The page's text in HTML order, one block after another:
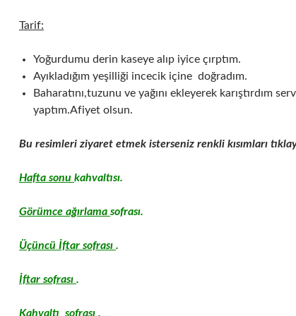
Tarif:
Yoğurdumu derin kaseye alıp iyice çırptım.
Ayıkladığım yeşilliği incecik içine doğradım.
Baharatını,tuzunu ve yağını ekleyerek karıştırdım
yaptım.Afiyet olsun.
Bu resimleri ziyaret etmek isterseniz renkli kısımları
Hafta sonu kahvaltısı.
Görümce ağırlama sofrası.
Üçüncü İftar sofrası .
İftar sofrası .
Kahvaltı sofrası .